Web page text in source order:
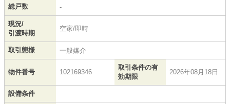
総戸数 -
現況/
引渡時期
空家/即時
取引態様 一般媒介
物件番号 102169346
取引条件の有
効期限
2026年08月18日
設備条件